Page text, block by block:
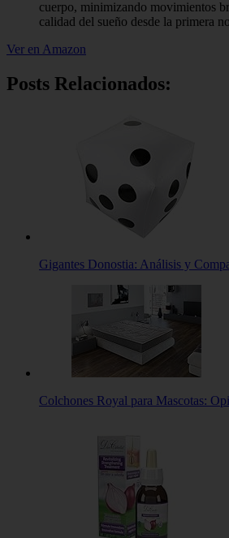
cuerpo, minimizando movimientos
calidad del sueño desde la primera
Ver en Amazon
Posts Relacionados:
Gigantes Donostia: Análisis y
Colchones Royal para Mascotas: